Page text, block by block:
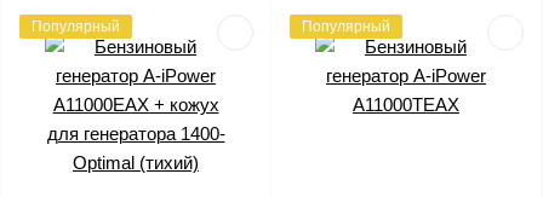
Популярный Популярный